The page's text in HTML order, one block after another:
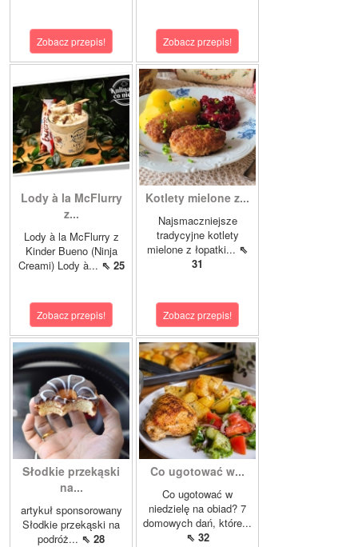
Zobacz przepis! Zobacz przepis!
Lody à la McFlurry
z...
Lody à la McFlurry z
Kinder Bueno (Ninja
Creami) Lody à... ⇖ 25
Zobacz przepis!
Kotlety mielone z...
Najsmaczniejsze
tradycyjne kotlety
mielone z łopatki... ⇖
31
Zobacz przepis!
Słodkie przekąski
na...
artykuł sponsorowany
Słodkie przekąski na
podróż... ⇖ 28
Co ugotować w...
Co ugotować w
niedzielę na obiad? 7
domowych dań, które...
⇖ 32